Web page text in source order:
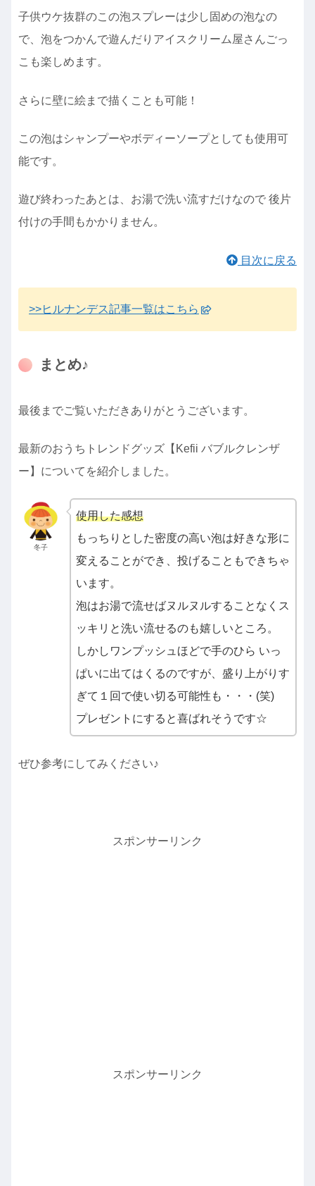
子供ウケ抜群のこの泡スプレーは少し固めの泡なの
で、泡をつかんで遊んだりアイスクリーム屋さんごっ
こも楽しめます。
さらに壁に絵まで描くことも可能！
この泡はシャンプーやボディーソープとしても使用可
能です。
遊び終わったあとは、お湯で洗い流すだけなので 後片
付けの手間もかかりません。
目次に戻る
>>ヒルナンデス記事一覧はこちら
まとめ♪
最後までご覧いただきありがとうございます。
最新のおうちトレンドグッズ【Kefii バブルクレンザ
ー】についてを紹介しました。
冬子
使用した感想
もっちりとした密度の高い泡は好きな形に
変えることができ、投げることもできちゃ
います。
泡はお湯で流せばヌルヌルすることなくス
ッキリと洗い流せるのも嬉しいところ。
しかしワンプッシュほどで手のひら いっ
ぱいに出てはくるのですが、盛り上がりす
ぎて１回で使い切る可能性も・・・(笑)
プレゼントにすると喜ばれそうです☆
ぜひ参考にしてみください♪
スポンサーリンク
スポンサーリンク